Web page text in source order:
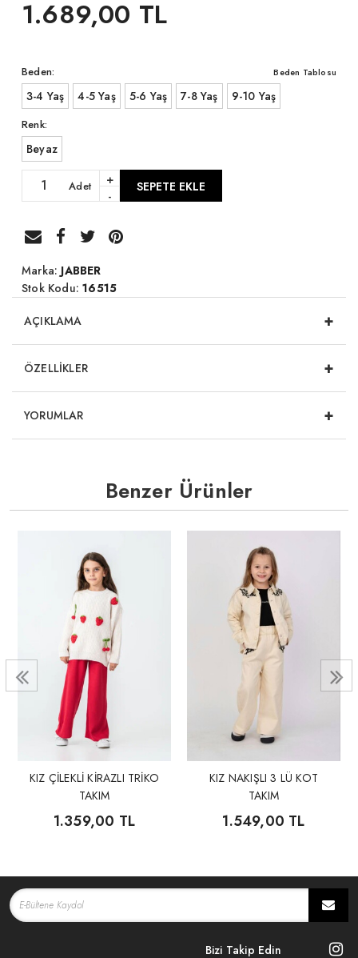
1.689,00 TL
Beden: Beden Tablosu
3-4 Yaş 4-5 Yaş 5-6 Yaş 7-8 Yaş 9-10 Yaş
Renk:
Beyaz
Adet
+
-
SEPETE EKLE
Marka:JABBER
Stok Kodu:16515
AÇIKLAMA +
ÖZELLİKLER +
YORUMLAR +
Benzer Ürünler
KIZ ÇİLEKLİ KİRAZLI TRİKO
TAKIM
1.359,00 TL
KIZ NAKIŞLI 3 LÜ KOT
TAKIM
1.549,00 TL
Bizi Takip Edin